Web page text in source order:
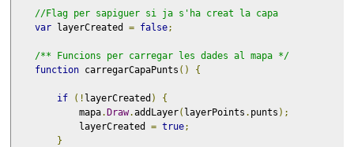
//Flag per sapiguer si ja s'ha creat la capa
var layerCreated = false;
/** Funcions per carregar les dades al mapa */
function carregarCapaPunts () {
if (! layerCreated )
{
            mapa
.Draw.addLayer( layerPoints . punts );
            layerCreated
= true;
}